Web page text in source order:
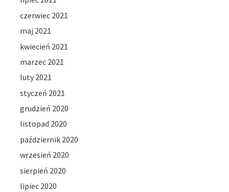
czerwiec 2021
maj 2021
kwiecień 2021
marzec 2021
luty 2021
styczeń 2021
grudzień 2020
listopad 2020
październik 2020
wrzesień 2020
sierpień 2020
lipiec 2020